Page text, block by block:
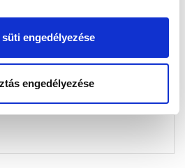
engedélyezése
engedélyezése
ZÁRTUK A
meccsen egygólos vereséget
otthonában.